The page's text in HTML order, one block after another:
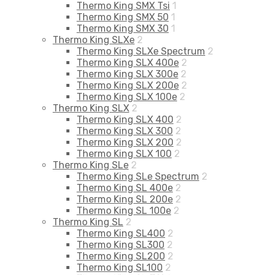
Thermo King SMX Tsi 1
Thermo King SMX 50 1
Thermo King SMX 30 1
Thermo King SLXe 2
Thermo King SLXe Spectrum 2
Thermo King SLX 400e 2
Thermo King SLX 300e 2
Thermo King SLX 200e 2
Thermo King SLX 100e 2
Thermo King SLX 2
Thermo King SLX 400 2
Thermo King SLX 300 2
Thermo King SLX 200 2
Thermo King SLX 100 2
Thermo King SLe 2
Thermo King SLe Spectrum 2
Thermo King SL 400e 2
Thermo King SL 200e 2
Thermo King SL 100e 2
Thermo King SL 2
Thermo King SL400 2
Thermo King SL300 2
Thermo King SL200 2
Thermo King SL100 2